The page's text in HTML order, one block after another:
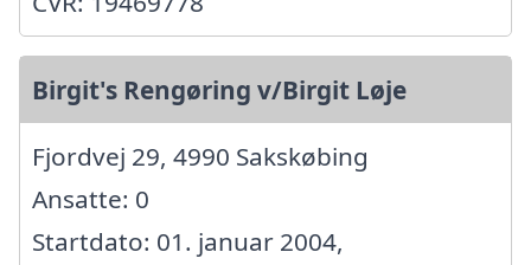
Birgit's Rengøring v/Birgit Løje
Fjordvej 29, 4990 Sakskøbing
Ansatte: 0
Startdato: 01. januar 2004,